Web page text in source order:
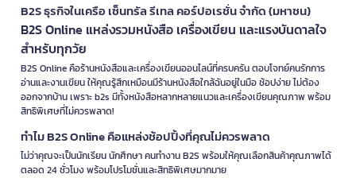
B2S ธุรกิจในเครือ เซ็นทรัล รีเทล คอร์ปอเรชั่น จำกัด (มหาชน)
B2S Online แหล่งรวมหนังสือ เครื่องเขียน และแรงบันดาลใจ
สำหรับทุกวัย
B2S Online คือร้านหนังสือและเครื่องเขียนออนไลน์ที่ครบครัน ตอบโจทย์คนรักการ
อ่านและงานเขียน ให้คุณรู้สึกเหมือนมีร้านหนังสือใกล้ฉันอยู่ในมือ ช้อปง่าย ไม่ต้อง
ออกจากบ้าน เพราะ b2s มีทั้งหนังสือหลากหลายแนวและเครื่องเขียนคุณภาพ พร้อม
สิทธิพิเศษที่ไม่ควรพลาด!
ทำไม B2S Online คือแหล่งช้อปปิ้งที่คุณไม่ควรพลาด
ไม่ว่าคุณจะเป็นนักเรียน นักศึกษา คนทำงาน B2S พร้อมให้คุณเลือกสินค้าคุณภาพได้
ตลอด 24 ชั่วโมง พร้อมโปรโมชั่นและสิทธิพิเศษมากมาย